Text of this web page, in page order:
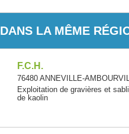
DANS LA MÊME
F.C.H.
76480 ANNEVILLE-
Exploitation de gravières et
de kaolin